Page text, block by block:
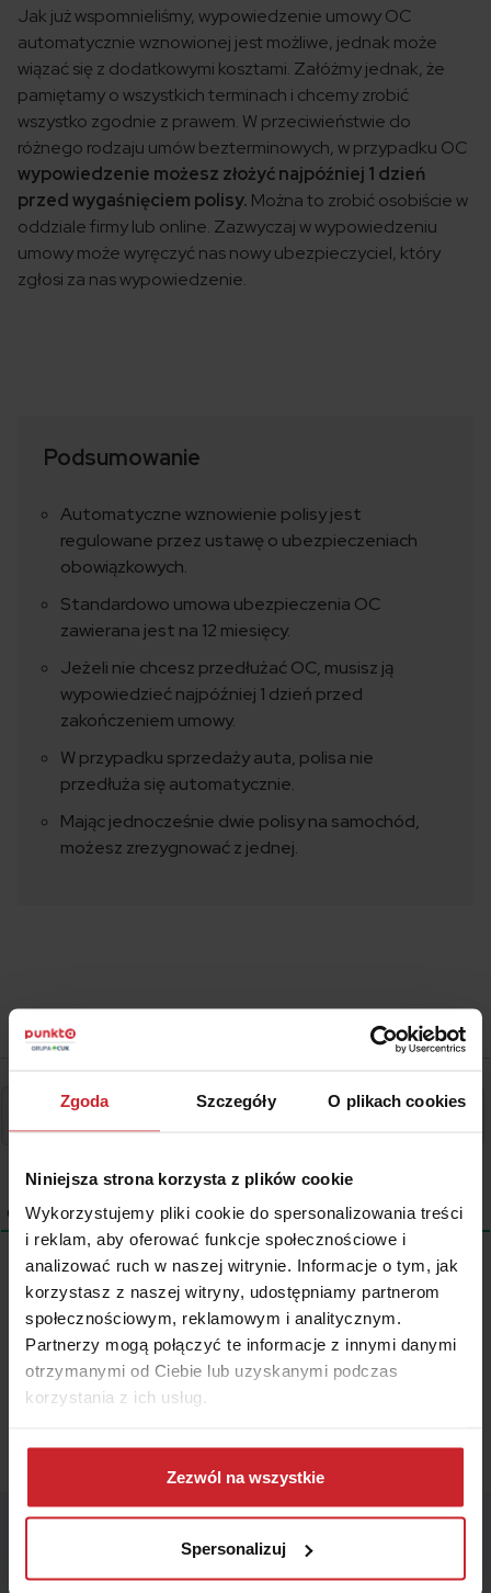
Zgoda Szczegóły O plikach cookies
Niniejsza strona korzysta z plików cookie
Wykorzystujemy pliki cookie do spersonalizowania treści
i reklam, aby oferować funkcje społecznościowe i
analizować ruch w naszej witrynie. Informacje o tym, jak
korzystasz z naszej witryny, udostępniamy partnerom
społecznościowym, reklamowym i analitycznym.
Partnerzy mogą połączyć te informacje z innymi danymi
otrzymanymi od Ciebie lub uzyskanymi podczas
korzystania z ich usług.
Dowiedz się więcej na temat tego, kim jesteśmy, jak
można się z nami skontaktować i w jaki sposób
przetwarzamy dane osobowe w ramachPolityki
Zezwól na wszystkie
Spersonalizuj
Jak już wspomnieliśmy, wypowiedzenie umowy OC
automatycznie wznowionej jest możliwe, jednak może
wiązać się z dodatkowymi kosztami. Załóżmy jednak, że
pamiętamy o wszystkich terminach i chcemy zrobić
wszystko zgodnie z prawem. W przeciwieństwie do
różnego rodzaju umów bezterminowych, w przypadku OC
wypowiedzenie możesz złożyć najpóźniej 1 dzień
przed wygaśnięciem polisy. Można to zrobić osobiście w
oddziale firmy lub online. Zazwyczaj w wypowiedzeniu
umowy może wyręczyć nas nowy ubezpieczyciel, który
zgłosi za nas wypowiedzenie.
Podsumowanie
Automatyczne wznowienie polisy jest
regulowane przez ustawę o ubezpieczeniach
obowiązkowych.
Standardowo umowa ubezpieczenia OC
zawierana jest na 12 miesięcy.
Jeżeli nie chcesz przedłużać OC, musisz ją
wypowiedzieć najpóźniej 1 dzień przed
zakończeniem umowy.
W przypadku sprzedaży auta, polisa nie
przedłuża się automatycznie.
Mając jednocześnie dwie polisy na samochód,
możesz zrezygnować z jednej.
0 KOMENTARZE
Wszystkie treści prezentowane na łamach niniejszej witryny
internetowej mają charakter wyłącznie informacyjno-edukacyjny,
stanowiąc wyraz osobistych poglądów ich autora/ów oraz nie nie
powinny stanowić podstawy przy podejmowaniu decyzji
biznesowych, inwestycyjnych, lub podatkowych, za które to decyzje
odpowiedzialności.
Podobne artykuły